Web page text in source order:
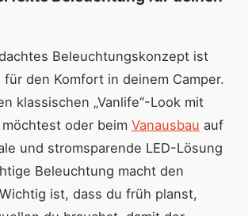
Beleuchtungskonzept ist
den Komfort in deinem Camper.
klassischen „Vanlife“-Look mit
oder beim Vanausbau auf
und stromsparende LED-Lösung
Beleuchtung macht den
ist, dass du früh planst,